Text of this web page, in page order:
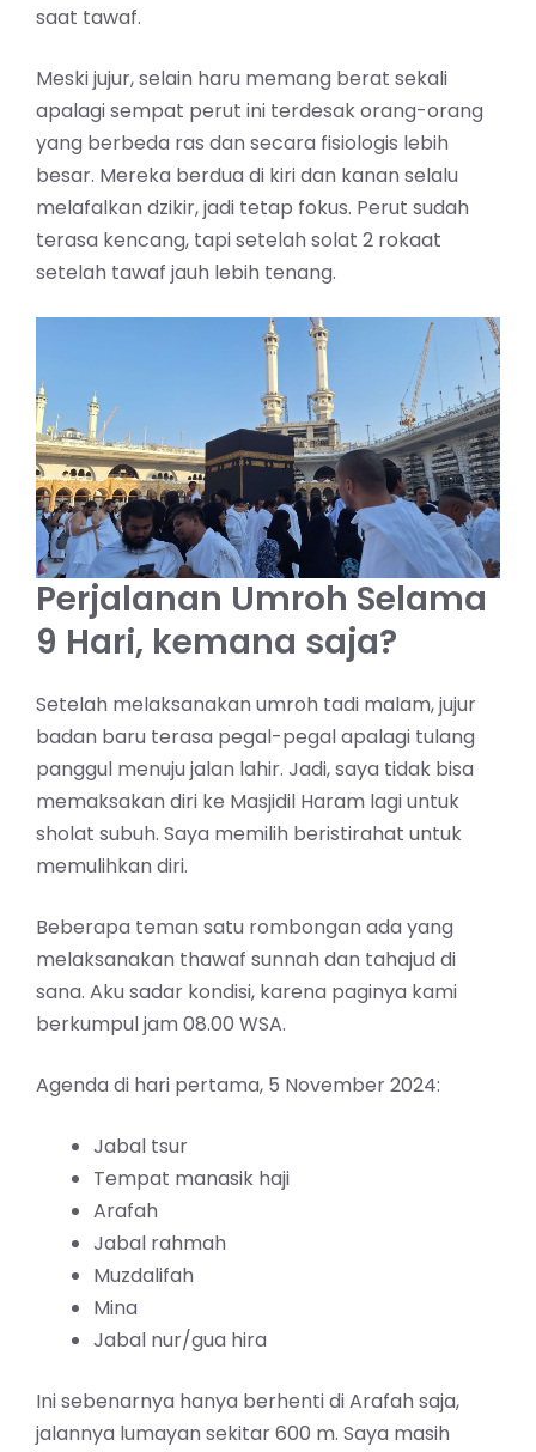
saat tawaf.
Meski jujur, selain haru memang berat sekali
apalagi sempat perut ini terdesak orang-orang
yang berbeda ras dan secara fisiologis lebih
besar. Mereka berdua di kiri dan kanan selalu
melafalkan dzikir, jadi tetap fokus. Perut sudah
terasa kencang, tapi setelah solat 2 rokaat
setelah tawaf jauh lebih tenang.
Perjalanan Umroh Selama
9 Hari, kemana saja?
Setelah melaksanakan umroh tadi malam, jujur
badan baru terasa pegal-pegal apalagi tulang
panggul menuju jalan lahir. Jadi, saya tidak bisa
memaksakan diri ke Masjidil Haram lagi untuk
sholat subuh. Saya memilih beristirahat untuk
memulihkan diri.
Beberapa teman satu rombongan ada yang
melaksanakan thawaf sunnah dan tahajud di
sana. Aku sadar kondisi, karena paginya kami
berkumpul jam 08.00 WSA.
Agenda di hari pertama, 5 November 2024:
Jabal tsur
Tempat manasik haji
Arafah
Jabal rahmah
Muzdalifah
Mina
Jabal nur/gua hira
Ini sebenarnya hanya berhenti di Arafah saja,
jalannya lumayan sekitar 600 m. Saya masih